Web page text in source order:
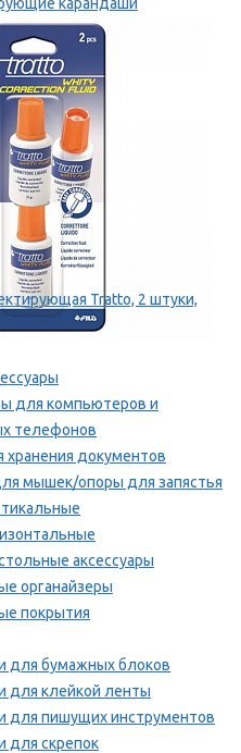
ленты
Tratto, 2 штуки,
для компьютеров и
телефонов
хранения документов
мышек/опоры для запястья
аксессуары
органайзеры
покрытия
для бумажных блоков
для клейкой ленты
для пишущих инструментов
для скрепок